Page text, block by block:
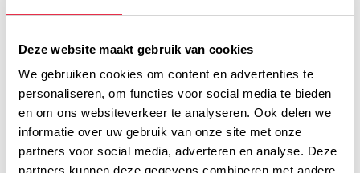
Deze website maakt gebruik van cookies
We gebruiken cookies om content en advertenties te
personaliseren, om functies voor social media te bieden
en om ons websiteverkeer te analyseren. Ook delen we
informatie over uw gebruik van onze site met onze
partners voor social media, adverteren en analyse. Deze
partners kunnen deze gegevens combineren met andere
Voor 16:00 besteld, dezelfde werkdag verzonden!
Gratis cadeau vanaf € 75,-
Productomschrijving
Voedingswaarde